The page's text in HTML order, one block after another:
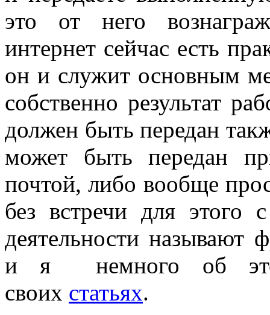
это от него
интернет сейчас есть
он и служит основным
собственно результат
должен быть передан
может быть передан
почтой, либо вообще
без встречи для этого
деятельности называют
и я немного об
своих статьях.